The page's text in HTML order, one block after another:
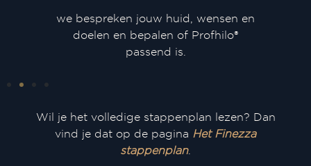
we bespreken jouw huid, wensen en
doelen en bepalen of Profhilo®
passend is.
Wil je het volledige stappenplan lezen? Dan
vind je dat op de pagina Het Finezza
stappenplan.